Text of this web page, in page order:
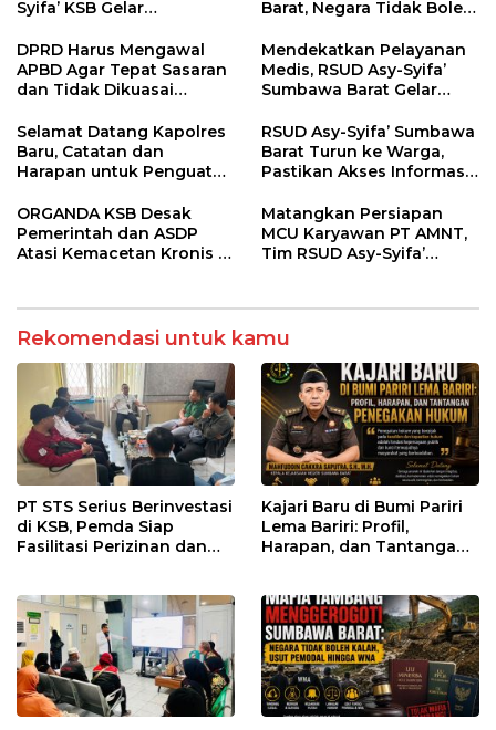
Syifa’ KSB Gelar
Melitus pada Lansia
Barat, Negara Tidak Boleh
hingga WNA
DPRD Harus Mengawal
APBD Agar Tepat Sasaran
dan Tidak Dikuasai
Tertentu
Mendekatkan Pelayanan
Medis, RSUD Asy-Syifa’
Sumbawa Barat Gelar
Kesehatan di Taliwang
Selamat Datang Kapolres
Baru, Catatan dan
Harapan untuk Penguatan
RSUD Asy-Syifa’ Sumbawa
Barat Turun ke Warga,
Pastikan Akses Informasi
ORGANDA KSB Desak
Pemerintah dan ASDP
Atasi Kemacetan Kronis di
Matangkan Persiapan
MCU Karyawan PT AMNT,
Tim RSUD Asy-Syifa’
Rekomendasi untuk kamu
PT STS Serius Berinvestasi
di KSB, Pemda Siap
Fasilitasi Perizinan dan
Kajari Baru di Bumi Pariri
Lema Bariri: Profil,
Harapan, dan Tantangan